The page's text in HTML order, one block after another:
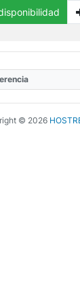
© 2026